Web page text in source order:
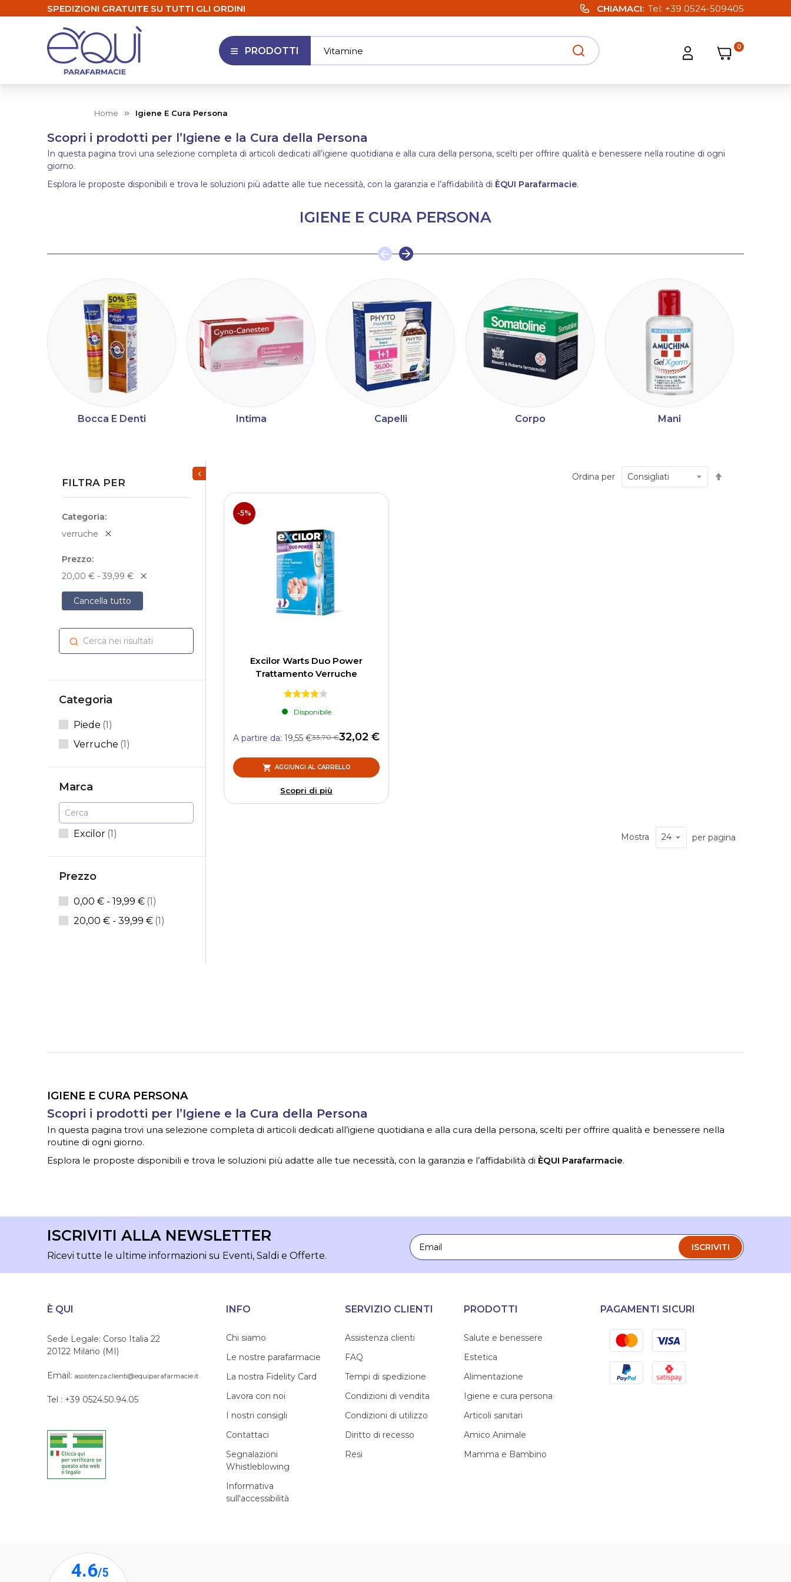
SPEDIZIONI GRATUITE SU TUTTI GLI ORDINI CHIAMACI Tel: +39 0524-509405
APRI MENU
PRODOTTI Apri ricerca
Vitamine
Apri strumenti utente
Carrello
Carrello
0
Home Igiene E Cura Persona
Scopri i prodotti per l’Igiene e la Cura della Persona
In questa pagina trovi una selezione completa di articoli dedicati all’igiene quotidiana e alla cura della persona, scelti per offrire qualità e benessere nella routine di ogni
giorno.
Esplora le proposte disponibili e trova le soluzioni più adatte alle tue necessità, con la garanzia e l’affidabilità di ÈQUI Parafarmacie.
IGIENE E CURA PERSONA
Bocca E Denti Intima Capelli Corpo Mani
Ordina per
-5%
Excilor Warts Duo Power
Trattamento Verruche
Disponibile
32,02 €
33,70 €
A partire da 19,55 €
AGGIUNGI AL CARRELLO
Scopri di più
Mostra per pagina
FILTRA PER
Categoria
verruche
Prezzo
20,00 € - 39,99 €
Cancella tutto
Cerca nei risultati Cerca
Categoria
Piede 1 Elemento
Verruche 1 Elemento
Marca
Cerca
Excilor 1elemento
Prezzo
0,00 € - 19,99 € 1 elemento
20,00 € - 39,99 € 1 elemento
Mostra/Nascondi filtri
IGIENE E CURA PERSONA
Scopri i prodotti per l’Igiene e la Cura della Persona
In questa pagina trovi una selezione completa di articoli dedicati all’igiene quotidiana e alla cura della persona, scelti per offrire qualità e benessere nella
routine di ogni giorno.
Esplora le proposte disponibili e trova le soluzioni più adatte alle tue necessità, con la garanzia e l’affidabilità di ÈQUI Parafarmacie.
ISCRIVITI ALLA NEWSLETTER
Ricevi tutte le ultime informazioni su Eventi, Saldi e Offerte.
Email
ISCRIVITI
È QUI
Sede Legale: Corso Italia 22
20122 Milano (MI)
Email: assistenza.clienti@equiparafarmacie.it
Tel : +39 0524.50.94.05
INFO
Chi siamo
Le nostre parafarmacie
La nostra Fidelity Card
Lavora con noi
I nostri consigli
Contattaci
Segnalazioni
Whistleblowing
Informativa
sull'accessibilità
SERVIZIO CLIENTI
Assistenza clienti
FAQ
Tempi di spedizione
Condizioni di vendita
Condizioni di utilizzo
Diritto di recesso
Resi
PRODOTTI
Salute e benessere
Estetica
Alimentazione
Igiene e cura persona
Articoli sanitari
Amico Animale
Mamma e Bambino
PAGAMENTI SICURI
MastercardVisa
PayPal Satispay